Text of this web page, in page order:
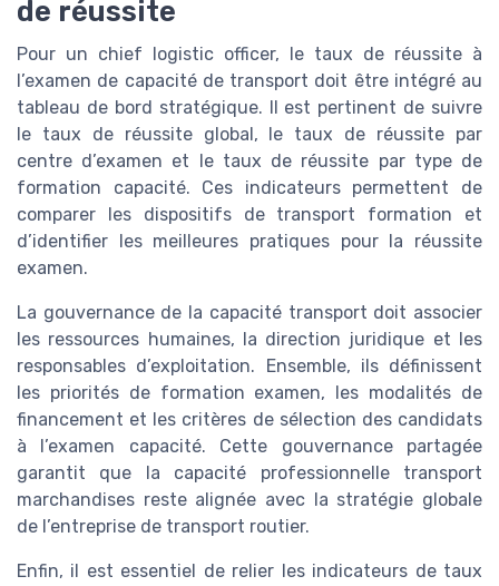
de réussite
Pour un chief logistic officer, le taux de réussite à
l’examen de capacité de transport doit être intégré au
tableau de bord stratégique. Il est pertinent de suivre
le taux de réussite global, le taux de réussite par
centre d’examen et le taux de réussite par type de
formation capacité. Ces indicateurs permettent de
comparer les dispositifs de transport formation et
d’identifier les meilleures pratiques pour la réussite
examen.
La gouvernance de la capacité transport doit associer
les ressources humaines, la direction juridique et les
responsables d’exploitation. Ensemble, ils définissent
les priorités de formation examen, les modalités de
financement et les critères de sélection des candidats
à l’examen capacité. Cette gouvernance partagée
garantit que la capacité professionnelle transport
marchandises reste alignée avec la stratégie globale
de l’entreprise de transport routier.
Enfin, il est essentiel de relier les indicateurs de taux